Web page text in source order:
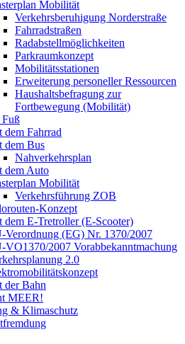
Mobilität
Verkehrsberuhigung Norderstraße
Fahrradstraßen
Radabstellmöglichkeiten
Parkraumkonzept
Mobilitätsstationen
Erweiterung personeller Ressourcen
Haushaltsbefragung zur
Fortbewegung (Mobilität)
Fuß
dem Fahrrad
dem Bus
Nahverkehrsplan
dem Auto
Mobilität
Verkehrsführung ZOB
Konzept
dem E-Tretroller (E-Scooter)
Verordnung (EG) Nr. 1370/2007
VO1370/2007 Vorabbekanntmachung
2.0
der Bahn
MEER!
& Klimaschutz